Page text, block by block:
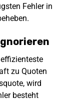
Fehler in
zu Quoten
wird
besteht